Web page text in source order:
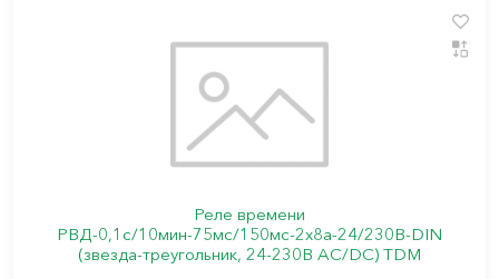
Реле времени
РВД-0,1с/10мин-75мс/150мс-2х8а-24/230В-DIN
(звезда-треугольник, 24-230В AC/DC) TDM